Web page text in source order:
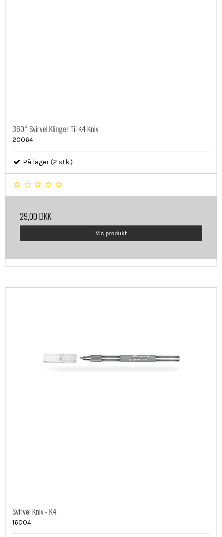
360° Svirvel Klinger Til K4 Kniv
20064
På lager (2 stk.)
29,00 DKK
Vis produkt
Svirvel Kniv - K4
16004